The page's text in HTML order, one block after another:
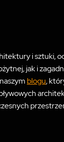
i sztuki,
jak i
blogu,